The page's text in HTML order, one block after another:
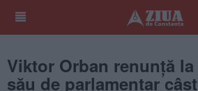
Viktor Orban renunță
său de parlamentar